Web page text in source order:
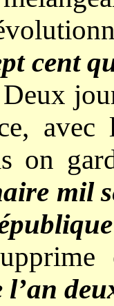
cent
on
mil